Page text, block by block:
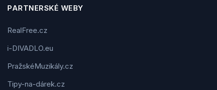
PARTNERSKÉ WEBY
RealFree.cz
i-DIVADLO.eu
PražskéMuzikály.cz
Tipy-na-dárek.cz